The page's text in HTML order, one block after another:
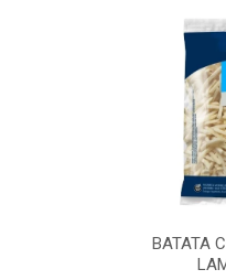
BATATA